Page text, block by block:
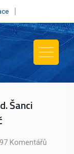
Šanci
97 Komentářů